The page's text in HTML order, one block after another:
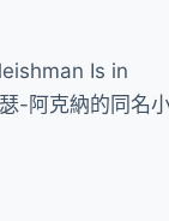
Is in
-阿克納的同名